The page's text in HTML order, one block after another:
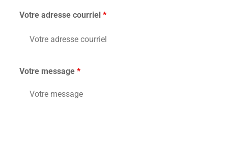
Votre adresse courriel *
Votre message *